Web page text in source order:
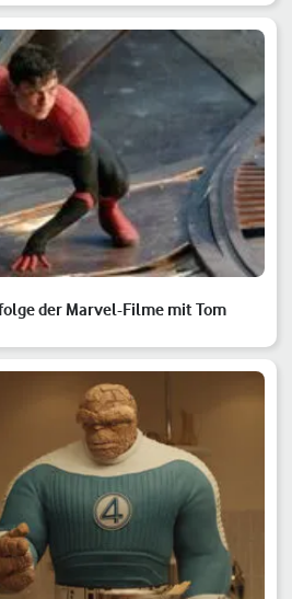
der Marvel-Filme mit Tom